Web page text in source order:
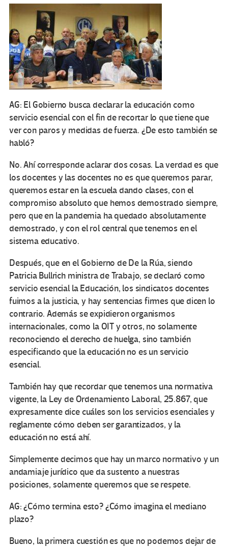
AG: El Gobierno busca declarar la educación como
servicio esencial con el fin de recortar lo que tiene que
ver con paros y medidas de fuerza. ¿De esto también se
habló?
No. Ahí corresponde aclarar dos cosas. La verdad es que
los docentes y las docentes no es que queremos parar,
queremos estar en la escuela dando clases, con el
compromiso absoluto que hemos demostrado siempre,
pero que en la pandemia ha quedado absolutamente
demostrado, y con el rol central que tenemos en el
sistema educativo.
Después, que en el Gobierno de De la Rúa, siendo
Patricia Bullrich ministra de Trabajo, se declaró como
servicio esencial la Educación, los sindicatos docentes
fuimos a la justicia, y hay sentencias firmes que dicen lo
contrario. Además se expidieron organismos
internacionales, como la OIT y otros, no solamente
reconociendo el derecho de huelga, sino también
especificando que la educación no es un servicio
esencial.
También hay que recordar que tenemos una normativa
vigente, la Ley de Ordenamiento Laboral, 25.867, que
expresamente dice cuáles son los servicios esenciales y
reglamente cómo deben ser garantizados, y la
educación no está ahí.
Simplemente decimos que hay un marco normativo y un
andamiaje jurídico que da sustento a nuestras
posiciones, solamente queremos que se respete.
AG: ¿Cómo termina esto? ¿Cómo imagina el mediano
plazo?
Bueno, la primera cuestión es que no podemos dejar de